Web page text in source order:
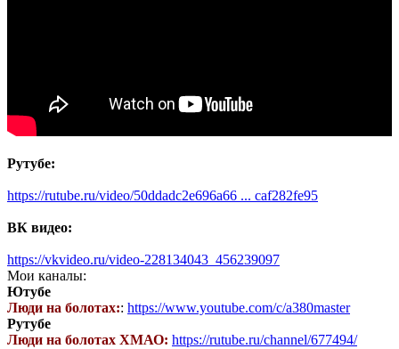
Рутубе:
https://rutube.ru/video/50ddadc2e696a66 ... caf282fe95
ВК видео:
https://vkvideo.ru/video-228134043_456239097
Мои каналы:
Ютубе
Люди на болотах:: https://www.youtube.com/c/a380master
Рутубе
Люди на болотах ХМАО: https://rutube.ru/channel/677494/